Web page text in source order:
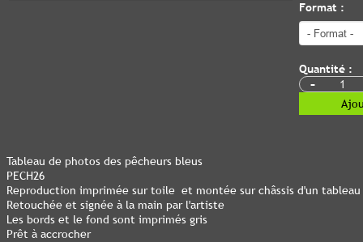
Format :
Quantité :
-
Tableau de photos des pêcheurs bleus
PECH26
Reproduction imprimée sur toile et montée sur châssis d'un tableau
Retouchée et signée à la main par l'artiste
Les bords et le fond sont imprimés gris
Prêt à accrocher